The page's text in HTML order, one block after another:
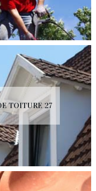
TOITURE 27